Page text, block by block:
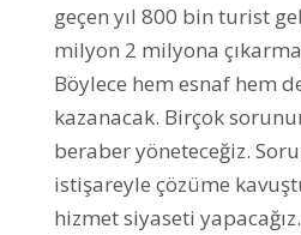
geçen yıl 800 bin turist
milyon 2 milyona
Böylece hem esnaf hem
kazanacak. Birçok
beraber yöneteceğiz.
istişareyle çözüme
hizmet siyaseti